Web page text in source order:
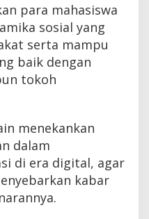
para mahasiswa
sosial yang
serta mampu
baik dengan
tokoh
menekankan
dalam
di era digital, agar
kabar